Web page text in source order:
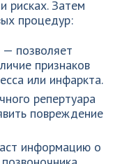
рисках. Затем
процедур:
позволяет
признаков
или инфаркта.
репертуара
повреждение
информацию о